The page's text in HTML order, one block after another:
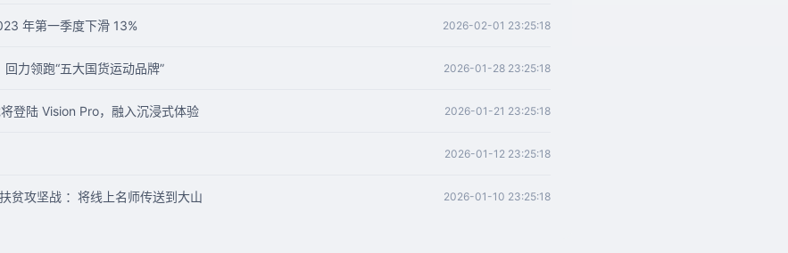
年第一季度下滑 13% 2026-02-01 23:25:18
力领跑“五大国货运动品牌” 2026-01-28 23:25:18
登陆 Vision Pro，融入沉浸式体验 2026-01-21 23:25:18
2026-01-12 23:25:18
贫攻坚战 ：将线上名师传送到大山 2026-01-10 23:25:18